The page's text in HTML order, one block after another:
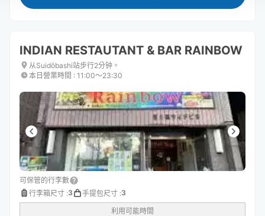
INDIAN RESTAUTANT & BAR RAINBOW
从Suidōbashi站步行2分钟。
本日營業時間 : 11:00〜23:30
可保管的行李數
行李箱尺寸 :3 手提包尺寸 :3
利用可能時間